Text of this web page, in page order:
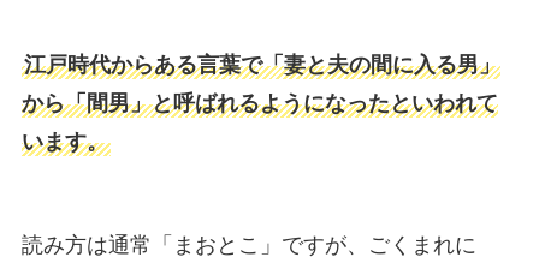
江戸時代からある言葉で「妻と夫の間に入る男」
から「間男」と呼ばれるようになったといわれて
います。
読み方は通常「まおとこ」ですが、ごくまれに